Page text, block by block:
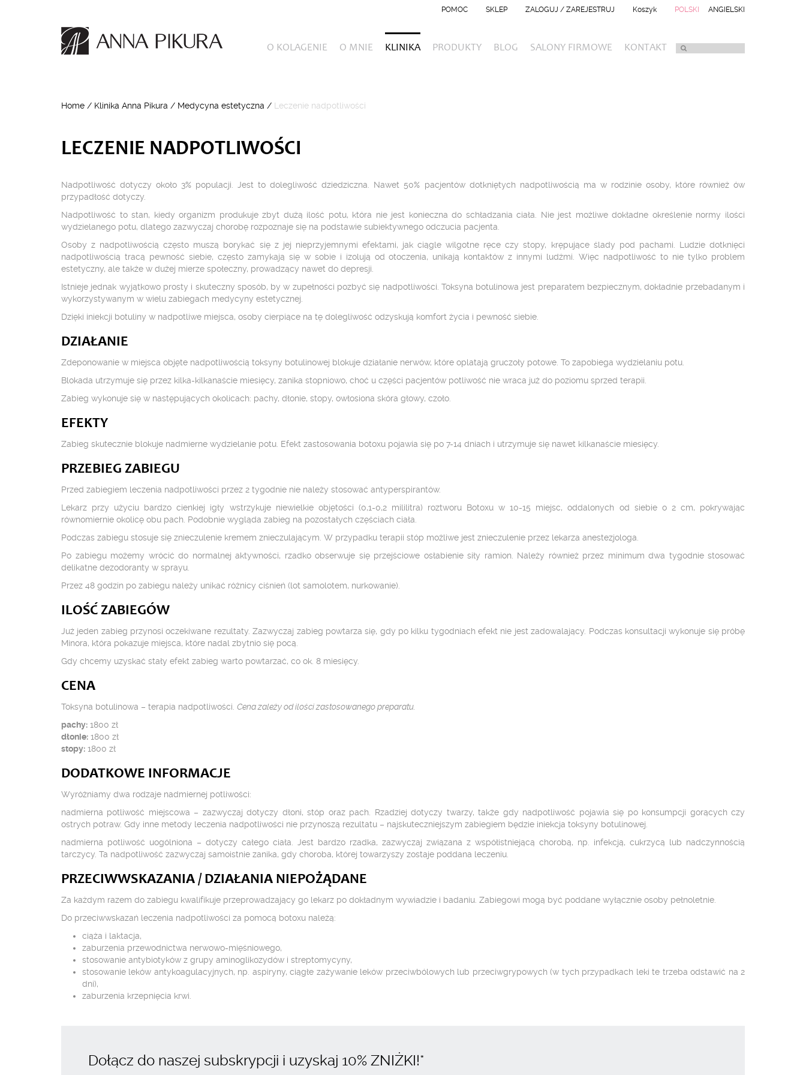
POLSKI ANGIELSKI
Koszyk
ZALOGUJ / ZAREJESTRUJ
SKLEP
POMOC
O KOLAGENIE O MNIE KLINIKA PRODUKTY BLOG SALONY FIRMOWE KONTAKT
Home / Klinika Anna Pikura / Medycyna estetyczna / Leczenie nadpotliwości
LECZENIE NADPOTLIWOŚCI
Nadpotliwość dotyczy około 3% populacji. Jest to dolegliwość dziedziczna. Nawet 50% pacjentów dotkniętych nadpotliwością ma w rodzinie osoby, które również ów
przypadłość dotyczy.
Nadpotliwość to stan, kiedy organizm produkuje zbyt dużą ilość potu, która nie jest konieczna do schładzania ciała. Nie jest możliwe dokładne określenie normy ilości
wydzielanego potu, dlatego zazwyczaj chorobę rozpoznaje się na podstawie subiektywnego odczucia pacjenta.
Osoby z nadpotliwością często muszą borykać się z jej nieprzyjemnymi efektami, jak ciągle wilgotne ręce czy stopy, krępujące ślady pod pachami. Ludzie dotknięci
nadpotliwością tracą pewność siebie, często zamykają się w sobie i izolują od otoczenia, unikają kontaktów z innymi ludźmi. Więc nadpotliwość to nie tylko problem
estetyczny, ale także w dużej mierze społeczny, prowadzący nawet do depresji.
Istnieje jednak wyjątkowo prosty i skuteczny sposób, by w zupełności pozbyć się nadpotliwości. Toksyna botulinowa jest preparatem bezpiecznym, dokładnie przebadanym i
wykorzystywanym w wielu zabiegach medycyny estetycznej.
Dzięki iniekcji botuliny w nadpotliwe miejsca, osoby cierpiące na tę dolegliwość odzyskują komfort życia i pewność siebie.
DZIAŁANIE
Zdeponowanie w miejsca objęte nadpotliwością toksyny botulinowej blokuje działanie nerwów, które oplatają gruczoły potowe. To zapobiega wydzielaniu potu.
Blokada utrzymuje się przez kilka-kilkanaście miesięcy, zanika stopniowo, choć u części pacjentów potliwość nie wraca już do poziomu sprzed terapii.
Zabieg wykonuje się w następujących okolicach: pachy, dłonie, stopy, owłosiona skóra głowy, czoło.
EFEKTY
Zabieg skutecznie blokuje nadmierne wydzielanie potu. Efekt zastosowania botoxu pojawia się po 7-14 dniach i utrzymuje się nawet kilkanaście miesięcy.
PRZEBIEG ZABIEGU
Przed zabiegiem leczenia nadpotliwości przez 2 tygodnie nie należy stosować antyperspirantów.
Lekarz przy użyciu bardzo cienkiej igły wstrzykuje niewielkie objętości (0,1-0,2 mililitra) roztworu Botoxu w 10-15 miejsc, oddalonych od siebie o 2 cm, pokrywając
równomiernie okolicę obu pach. Podobnie wygląda zabieg na pozostałych częściach ciała.
Podczas zabiegu stosuje się znieczulenie kremem znieczulającym. W przypadku terapii stóp możliwe jest znieczulenie przez lekarza anestezjologa.
Po zabiegu możemy wrócić do normalnej aktywności, rzadko obserwuje się przejściowe osłabienie siły ramion. Należy również przez minimum dwa tygodnie stosować
delikatne dezodoranty w sprayu.
Przez 48 godzin po zabiegu należy unikać różnicy ciśnień (lot samolotem, nurkowanie).
ILOŚĆ ZABIEGÓW
Już jeden zabieg przynosi oczekiwane rezultaty. Zazwyczaj zabieg powtarza się, gdy po kilku tygodniach efekt nie jest zadowalający. Podczas konsultacji wykonuje się próbę
Minora, która pokazuje miejsca, które nadal zbytnio się pocą.
Gdy chcemy uzyskać stały efekt zabieg warto powtarzać, co ok. 8 miesięcy.
CENA
Toksyna botulinowa – terapia nadpotliwości. Cena zależy od ilości zastosowanego preparatu.
pachy: 1800 zł
dłonie: 1800 zł
stopy: 1800 zł
DODATKOWE INFORMACJE
Wyróżniamy dwa rodzaje nadmiernej potliwości:
nadmierna potliwość miejscowa – zazwyczaj dotyczy dłoni, stóp oraz pach. Rzadziej dotyczy twarzy, także gdy nadpotliwość pojawia się po konsumpcji gorących czy
ostrych potraw. Gdy inne metody leczenia nadpotliwości nie przynoszą rezultatu – najskuteczniejszym zabiegiem będzie iniekcja toksyny botulinowej.
nadmierna potliwość uogólniona – dotyczy całego ciała. Jest bardzo rzadka, zazwyczaj związana z współistniejącą chorobą, np. infekcją, cukrzycą lub nadczynnością
tarczycy. Ta nadpotliwość zazwyczaj samoistnie zanika, gdy choroba, której towarzyszy zostaje poddana leczeniu.
PRZECIWWSKAZANIA / DZIAŁANIA NIEPOŻĄDANE
Za każdym razem do zabiegu kwalifikuje przeprowadzający go lekarz po dokładnym wywiadzie i badaniu. Zabiegowi mogą być poddane wyłącznie osoby pełnoletnie.
Do przeciwwskazań leczenia nadpotliwości za pomocą botoxu należą:
ciąża i laktacja,
zaburzenia przewodnictwa nerwowo-mięśniowego,
stosowanie antybiotyków z grupy aminoglikozydów i streptomycyny,
stosowanie leków antykoagulacyjnych, np. aspiryny, ciągłe zażywanie leków przeciwbólowych lub przeciwgrypowych (w tych przypadkach leki te trzeba odstawić na 2
dni),
zaburzenia krzepnięcia krwi.
Dołącz do naszej subskrypcji i uzyskaj 10% ZNIŻKI!*